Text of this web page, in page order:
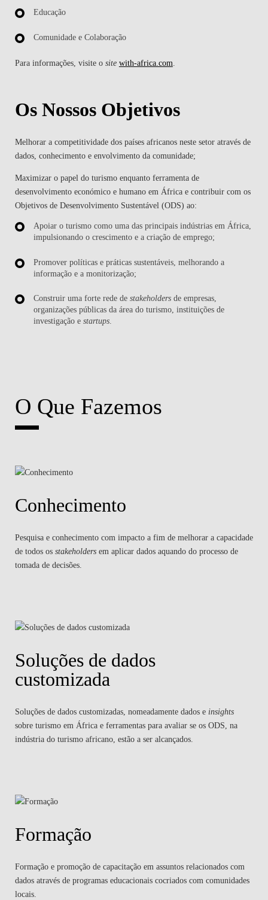
Educação
Comunidade e Colaboração
Para informações, visite osite with-africa.com.
Os Nossos Objetivos
Melhorar a competitividade dos países africanos neste setor através de
dados, conhecimento e envolvimento da comunidade;
Maximizar o papel do turismo enquanto ferramenta de
desenvolvimento económico e humano em África e contribuir com os
Objetivos de Desenvolvimento Sustentável (ODS) ao:
Apoiar o turismo como uma das principais indústrias em África,
impulsionando o crescimento e a criação de emprego;
Promover políticas e práticas sustentáveis, melhorando a
informação e a monitorização;
Construir uma forte rede de stakeholdersde empresas,
organizações públicas da área do turismo, instituições de
investigação estartups.
O Que Fazemos
Conhecimento
Pesquisa e conhecimento com impacto a fim de melhorar a capacidade
de todos os stakeholders em aplicar dados aquando do processo de
tomada de decisões.
Soluções de dados
customizada
Soluções de dados customizadas, nomeadamente dados e insights
sobre turismo em África e ferramentas para avaliar se os ODS, na
indústria do turismo africano, estão a ser alcançados.
Formação
Formação e promoção de capacitação em assuntos relacionados com
dados através de programas educacionais cocriados com comunidades
locais.